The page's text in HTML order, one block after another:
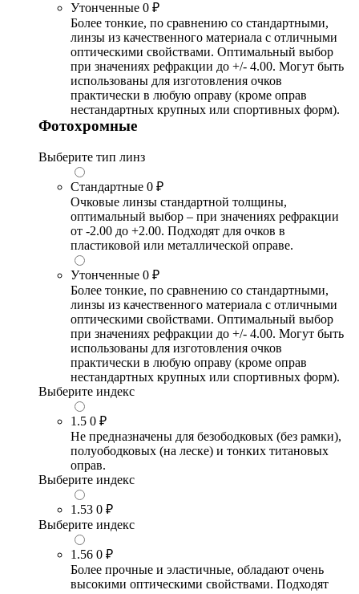
Утонченные 0 ₽
Более тонкие, по сравнению со стандартными,
линзы из качественного материала с отличными
оптическими свойствами. Оптимальный выбор
при значениях рефракции до +/- 4.00. Могут быть
использованы для изготовления очков
практически в любую оправу (кроме оправ
нестандартных крупных или спортивных форм).
Фотохромные
Выберите тип линз
Стандартные 0 ₽
Очковые линзы стандартной толщины,
оптимальный выбор – при значениях рефракции
от -2.00 до +2.00. Подходят для очков в
пластиковой или металлической оправе.
Утонченные 0 ₽
Более тонкие, по сравнению со стандартными,
линзы из качественного материала с отличными
оптическими свойствами. Оптимальный выбор
при значениях рефракции до +/- 4.00. Могут быть
использованы для изготовления очков
практически в любую оправу (кроме оправ
нестандартных крупных или спортивных форм).
Выберите индекс
1.5 0 ₽
Не предназначены для безободковых (без рамки),
полуободковых (на леске) и тонких титановых
оправ.
Выберите индекс
1.53 0 ₽
Выберите индекс
1.56 0 ₽
Более прочные и эластичные, обладают очень
высокими оптическими свойствами. Подходят